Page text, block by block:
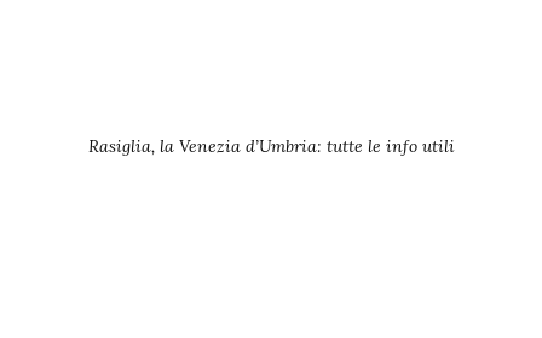
Rasiglia, la Venezia d’Umbria: tutte le info utili